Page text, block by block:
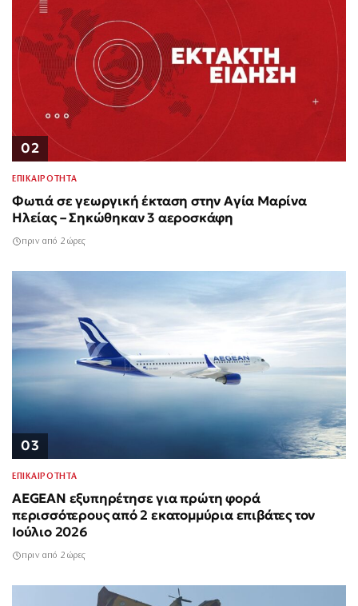
02
ΕΠΙΚΑΙΡΟΤΗΤΑ
Φωτιά σε γεωργική έκταση στην Αγία Μαρίνα
Ηλείας – Σηκώθηκαν 3 αεροσκάφη
πριν από 2 ώρες
03
ΕΠΙΚΑΙΡΟΤΗΤΑ
AEGEAN εξυπηρέτησε για πρώτη φορά
περισσότερους από 2 εκατομμύρια επιβάτες τον
Ιούλιο 2026
πριν από 2 ώρες